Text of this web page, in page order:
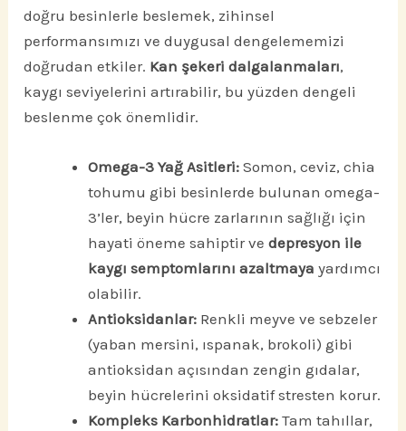
doğru besinlerle beslemek, zihinsel
performansımızı ve duygusal dengelememizi
doğrudan etkiler. Kan şekeri dalgalanmaları,
kaygı seviyelerini artırabilir, bu yüzden dengeli
beslenme çok önemlidir.
Omega-3 Yağ Asitleri: Somon, ceviz, chia
tohumu gibi besinlerde bulunan omega-
3’ler, beyin hücre zarlarının sağlığı için
hayati öneme sahiptir vedepresyon ile
kaygı semptomlarını azaltmaya yardımcı
olabilir.
Antioksidanlar: Renkli meyve ve sebzeler
(yaban mersini, ıspanak, brokoli) gibi
antioksidan açısından zengin gıdalar,
beyin hücrelerini oksidatif stresten korur.
Kompleks Karbonhidratlar: Tam tahıllar,